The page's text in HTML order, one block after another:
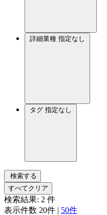
詳細業種 指定なし
タグ 指定なし
検索する
すべてクリア
検索結果: 2 件
表示件数 20件 | 50件